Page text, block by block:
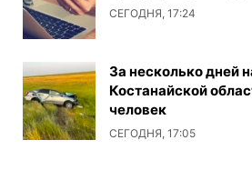
СЕГОДНЯ, 17:24
За несколько дней
Костанайской
человек
СЕГОДНЯ, 17:05